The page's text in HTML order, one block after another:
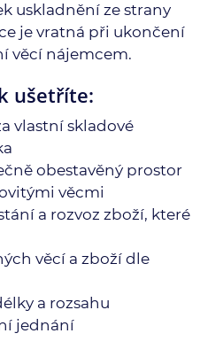
uskladnění ze strany
je vratná při ukončení
věcí nájemcem.
ušetříte:
vlastní skladové
obestavěný prostor
věcmi
a rozvoz zboží, které
věcí a zboží dle
a rozsahu
jednání